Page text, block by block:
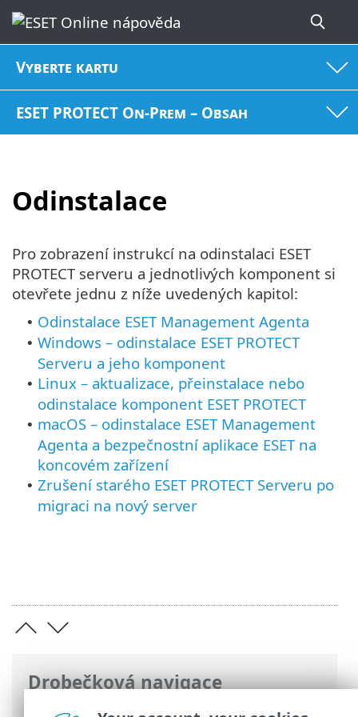
Vyberte kartu
ESET PROTECT On-Prem – Obsah
Odinstalace
Drobečková navigace
Pro zobrazení instrukcí na odinstalaci ESET
PROTECT serveru a jednotlivých komponent si
otevřete jednu z níže uvedených kapitol:
• Odinstalace ESET Management Agenta
• Windows – odinstalace ESET PROTECT
Serveru a jeho komponent
• Linux – aktualizace, přeinstalace nebo
odinstalace komponent ESET PROTECT
• macOS – odinstalace ESET Management
Agenta a bezpečnostní aplikace ESET na
koncovém zařízení
• Zrušení starého ESET PROTECT Serveru po
migraci na nový server